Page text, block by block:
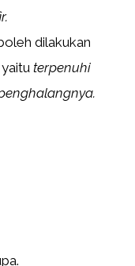
dilakukan
terpenuhi